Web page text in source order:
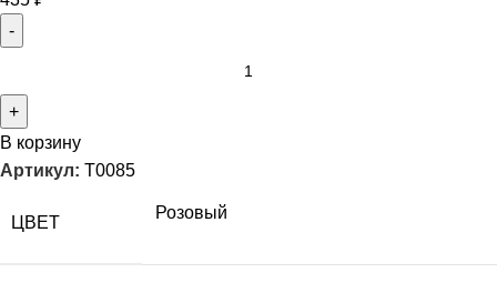
В корзину
Артикул: T0085
ЦВЕТ
Розовый